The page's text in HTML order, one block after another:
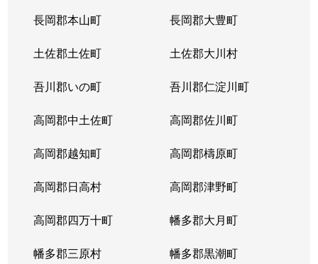
長岡郡本山町 長岡郡大豊町
土佐郡土佐町 土佐郡大川村
吾川郡いの町 吾川郡仁淀川町
高岡郡中土佐町 高岡郡佐川町
高岡郡越知町 高岡郡檮原町
高岡郡日高村 高岡郡津野町
高岡郡四万十町 幡多郡大月町
幡多郡三原村 幡多郡黒潮町